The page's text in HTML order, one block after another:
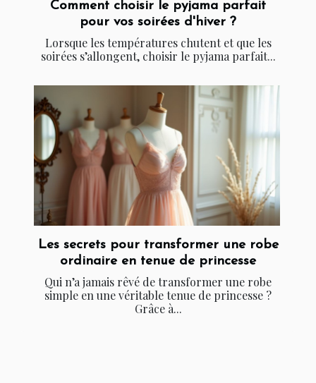
Comment choisir le pyjama parfait
pour vos soirées d'hiver ?
Lorsque les températures chutent et que les
soirées s’allongent, choisir le pyjama parfait...
Les secrets pour transformer une robe
ordinaire en tenue de princesse
Qui n’a jamais rêvé de transformer une robe
simple en une véritable tenue de princesse ?
Grâce à...